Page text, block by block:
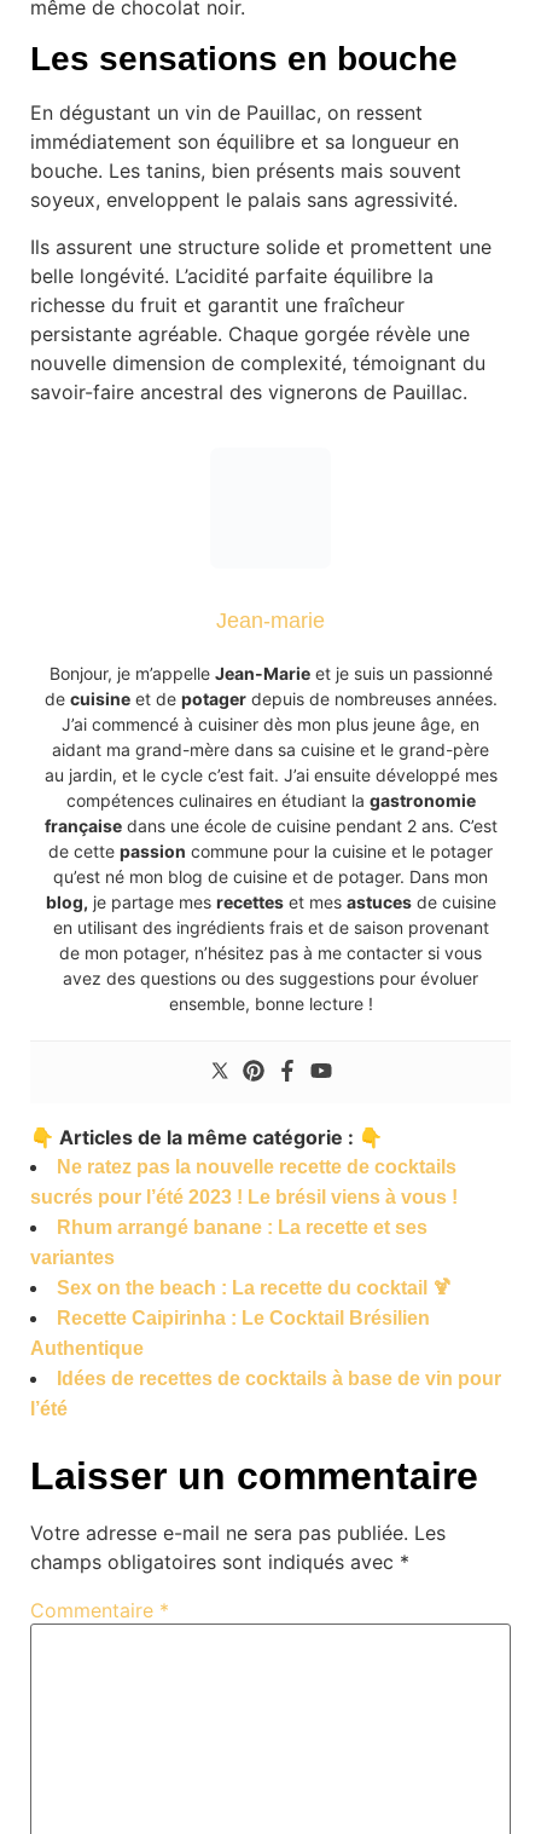
même de chocolat noir.
Les sensations en bouche
En dégustant un vin de Pauillac, on ressent
immédiatement son équilibre et sa longueur en
bouche. Les tanins, bien présents mais souvent
soyeux, enveloppent le palais sans agressivité.
Ils assurent une structure solide et promettent une
belle longévité. L’acidité parfaite équilibre la
richesse du fruit et garantit une fraîcheur
persistante agréable. Chaque gorgée révèle une
nouvelle dimension de complexité, témoignant du
savoir-faire ancestral des vignerons de Pauillac.
Jean-marie
Bonjour, je m’appelle Jean-Marieet je suis un passionné
de cuisineet de potagerdepuis de nombreuses années.
J’ai commencé à cuisiner dès mon plus jeune âge, en
aidant ma grand-mère dans sa cuisine et le grand-père
au jardin, et le cycle c’est fait. J’ai ensuite développé mes
compétences culinaires en étudiant la gastronomie
françaisedans une école de cuisine pendant 2 ans. C’est
de cette passion commune pour la cuisine et le potager
qu’est né mon blog de cuisine et de potager. Dans mon
blog, je partage mes recetteset mes astucesde cuisine
en utilisant des ingrédients frais et de saison provenant
de mon potager, n’hésitez pas à me contacter si vous
avez des questions ou des suggestions pour évoluer
ensemble, bonne lecture !
👇 Articles de la même catégorie : 👇
Ne ratez pas la nouvelle recette de cocktails
sucrés pour l’été 2023 ! Le brésil viens à vous !
Rhum arrangé banane : La recette et ses
variantes
Sex on the beach : La recette du cocktail 🍹
Recette Caipirinha : Le Cocktail Brésilien
Authentique
Idées de recettes de cocktails à base de vin pour
l’été
Laisser un commentaire
Votre adresse e-mail ne sera pas publiée. Les
champs obligatoires sont indiqués avec *
Commentaire *